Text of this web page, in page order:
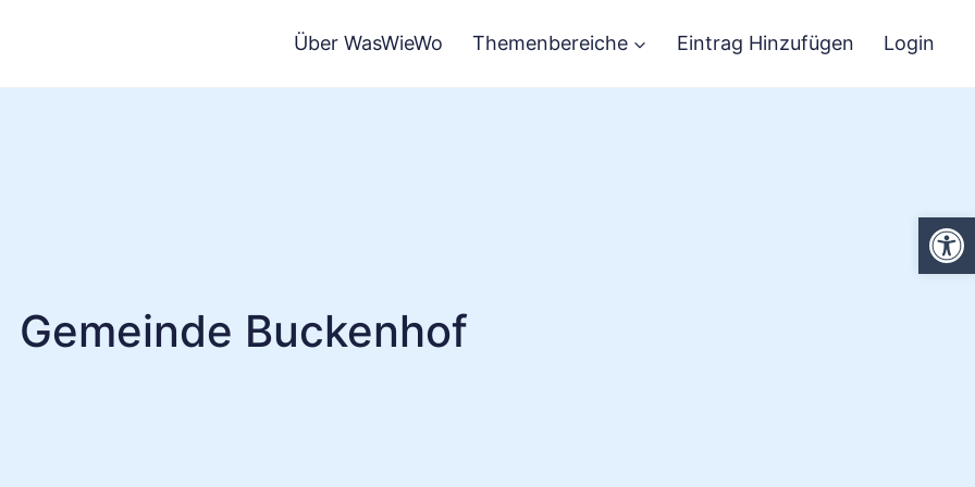
Über WasWieWo Themenbereiche Eintrag Hinzufügen Login
Gemeinde Buckenhof